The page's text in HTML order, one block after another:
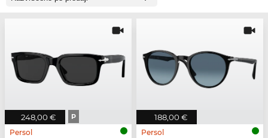
248,00 € P
Persol
188,00 €
Persol